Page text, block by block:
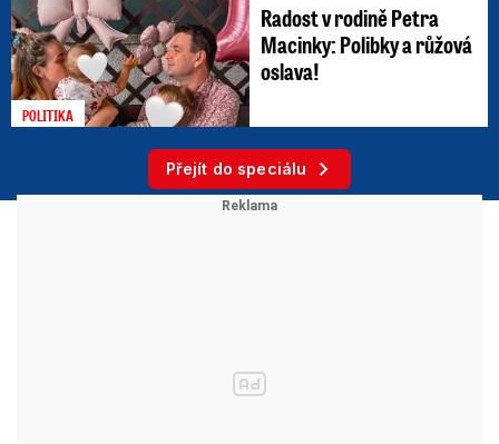
POLITIKA
Radost v rodině Petra
Macinky: Polibky a růžová
oslava!
Přejít do speciálu